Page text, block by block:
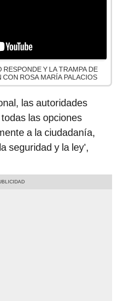
Y LA TRAMPA DE
ROSA MARÍA PALACIOS
las autoridades
las opciones
a la ciudadanía,
seguridad y la ley',